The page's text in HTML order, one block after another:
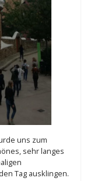
uns zum
sehr langes
Tag ausklingen.